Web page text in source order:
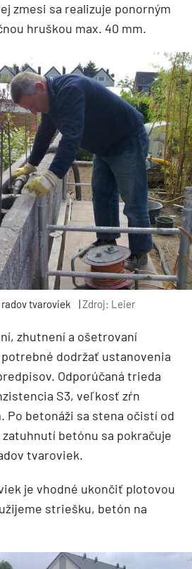
zmesi sa realizuje ponorným
hruškou max. 40 mm.
tvaroviek |Zdroj: Leier
zhutnení a ošetrovaní
dodržať ustanovenia
Odporúčaná trieda
S3, veľkosť zŕn
Po betonáži sa stena očistí od
betónu sa pokračuje
tvaroviek.
je vhodné ukončiť plotovou
striešku, betón na